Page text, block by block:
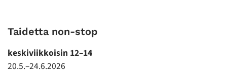
Taidetta non-stop
keskiviikkoisin 12–14
20.5.–24.6.2026